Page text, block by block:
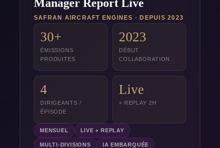
Manager Report Live
SAFRAN AIRCRAFT ENGINES · DEPUIS 2023
30+
ÉMISSIONS
PRODUITES
2023
DÉBUT
COLLABORATION
4
DIRIGEANTS /
ÉPISODE
Live
+ REPLAY 2H
MENSUEL LIVE + REPLAY
MULTI-DIVISIONS IA EMBARQUÉE